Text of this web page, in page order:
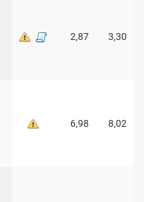
2,87 3,30
6,98 8,02